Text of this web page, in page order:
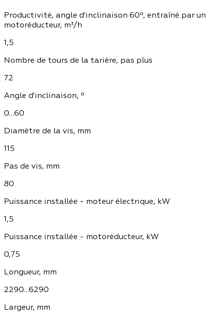
Productivité, angle d'inclinaison 60º, entraîné par un
motoréducteur, m³/h
1,5
Nombre de tours de la tarière, pas plus
72
Angle d'inclinaison, º
0…60
Diamètre de la vis, mm
115
Pas de vis, mm
80
Puissance installée - moteur électrique, kW
1,5
Puissance installée - motoréducteur, kW
0,75
Longueur, mm
2290…6290
Largeur, mm